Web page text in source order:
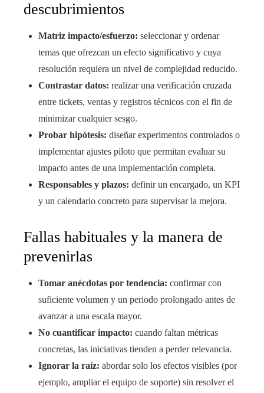
descubrimientos
Matriz impacto/esfuerzo: seleccionar y ordenar
temas que ofrezcan un efecto significativo y cuya
resolución requiera un nivel de complejidad reducido.
Contrastar datos: realizar una verificación cruzada
entre tickets, ventas y registros técnicos con el fin de
minimizar cualquier sesgo.
Probar hipótesis: diseñar experimentos controlados o
implementar ajustes piloto que permitan evaluar su
impacto antes de una implementación completa.
Responsables y plazos: definir un encargado, un KPI
y un calendario concreto para supervisar la mejora.
Fallas habituales y la manera de
prevenirlas
Tomar anécdotas por tendencia: confirmar con
suficiente volumen y un periodo prolongado antes de
avanzar a una escala mayor.
No cuantificar impacto: cuando faltan métricas
concretas, las iniciativas tienden a perder relevancia.
Ignorar la raíz: abordar solo los efectos visibles (por
ejemplo, ampliar el equipo de soporte) sin resolver el